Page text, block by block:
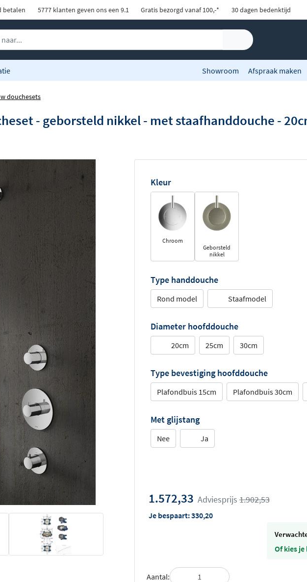
betalen 5777 klanten geven ons een 9.1 Gratis bezorgd vanaf 100,-* 30 dagen bedenktijd
Showroom Afspraak maken
douchesets
- geborsteld nikkel - met staafhanddouche -
Kleur
Chroom
Geborsteld
nikkel
Type handdouche
Rond model Staafmodel
Diameter hoofddouche
20cm 25cm 30cm
Type bevestiging hoofddouche
Plafondbuis 15cm Plafondbuis 30cm
Met glijstang
Nee Ja
1.572,33 Adviesprijs 1.902,53
Je bespaart:330,20
Of kies
Aantal: